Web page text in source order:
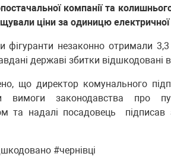
компанії та
ціни за одиницю електричної
фігуранти незаконно отримали
державі збитки відшкодовані
що директор комунального
вимоги законодавства про
та надалі посадовець підписав
#чернівці